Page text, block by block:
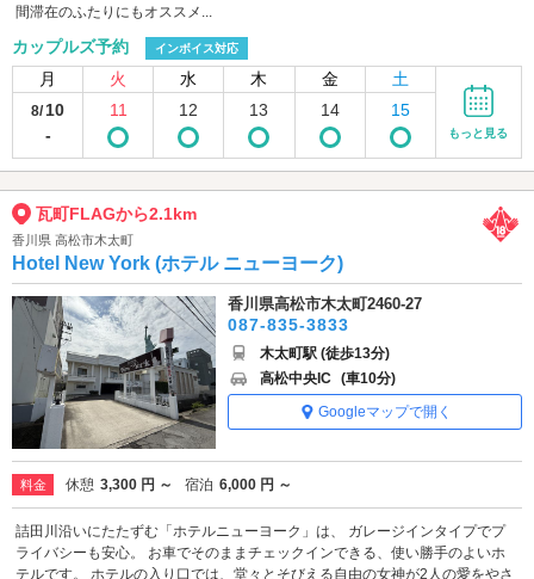
間滞在のふたりにもオススメ...
カップルズ予約 インボイス対応
月 火 水 木 金 土
8/ 10
-
11 12 13 14 15
もっと見る
瓦町FLAGから2.1km
香川県 高松市木太町
Hotel New York (ホテル ニューヨーク)
香川県高松市木太町2460-27
087-835-3833
木太町駅 (徒歩13分)
高松中央IC (車10分)
Googleマップで開く
料金 休憩 3,300 円 ～ 宿泊 6,000 円 ～
詰田川沿いにたたずむ「ホテルニューヨーク」は、 ガレージインタイプでプ
ライバシーも安心。 お車でそのままチェックインできる、使い勝手のよいホ
テルです。 ホテルの入り口では、堂々とそびえる自由の女神が2人の愛をやさ